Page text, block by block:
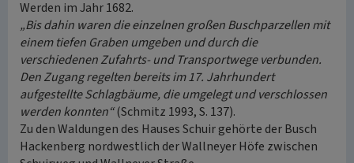
Werden im Jahr 1682.
„Bis dahin waren die einzelnen großen Buschparzellen mit
einem tiefen Graben umgeben und durch die
verschiedenen Zufahrts- und Transportwege verbunden.
Den Zugang regelten bereits im 17. Jahrhundert
aufgestellte Schlagbäume, die umgelegt und verschlossen
werden konnten“(Schmitz 1993, S. 137).
Zu den Waldungen des Hauses Schuir gehörte der Busch
Hackenberg nordwestlich der Wallneyer Höfe zwischen